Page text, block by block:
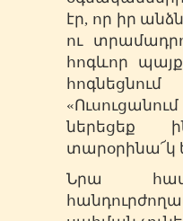
էր, որ իր
ու
հոգևոր
ներեցեք
տարօրինա՜կ
Նրա